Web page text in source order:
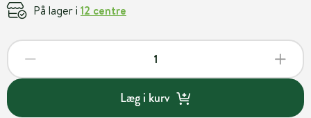
På lager i 12 centre
Læg i kurv